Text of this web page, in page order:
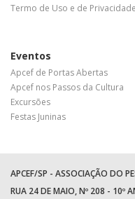
Termo de Uso e de Privacidade
Eventos
Apcef de Portas Abertas
Apcef nos Passos da Cultura
Excursões
Festas Juninas
APCEF/SP - ASSOCIAÇÃO DO
RUA 24 DE MAIO, Nº 208 - 10º